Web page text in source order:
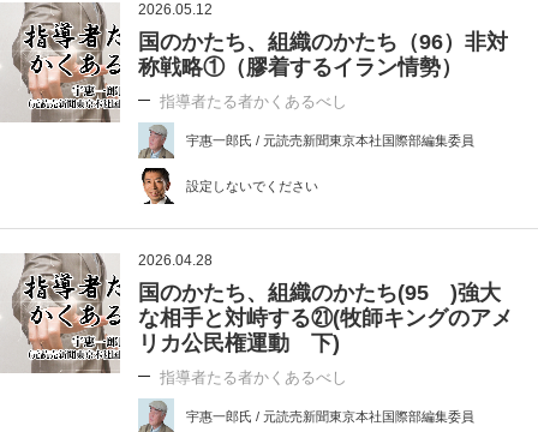
2026.05.12
国のかたち、組織のかたち（96）非対
称戦略①（膠着するイラン情勢）
指導者たる者かくあるべし
宇惠一郎氏 / 元読売新聞東京本社国際部編集委員
設定しないでください
2026.04.28
国のかたち、組織のかたち(95 )強大
な相手と対峙する㉑(牧師キングのアメ
リカ公民権運動 下)
指導者たる者かくあるべし
宇惠一郎氏 / 元読売新聞東京本社国際部編集委員